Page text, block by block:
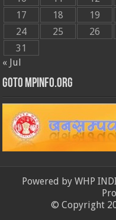
17
18 19
24
25 26
31
« Jul
GOTO MPINFO.ORG
Powered by WHP
© Copyright